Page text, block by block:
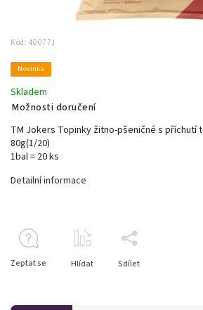
Kód: 40077J
Novinka
Skladem
Možnosti doručení
TM Jokers Topinky žitno-pšeničné s příchutí
80g(1/20)
1bal = 20 ks
Detailní informace
Zeptat se Hlídat Sdílet